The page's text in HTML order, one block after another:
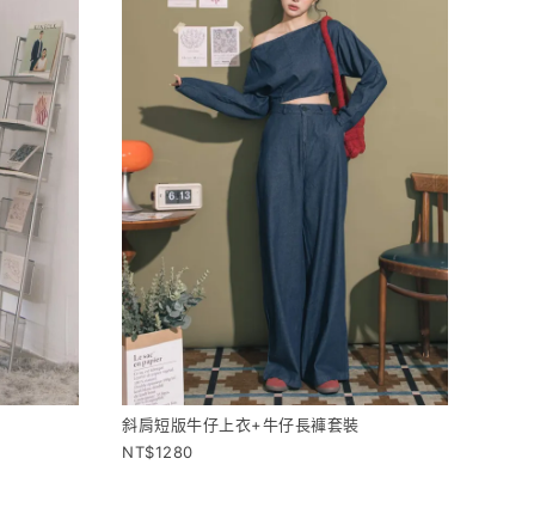
斜肩短版牛仔上衣+牛仔長褲套裝
1280